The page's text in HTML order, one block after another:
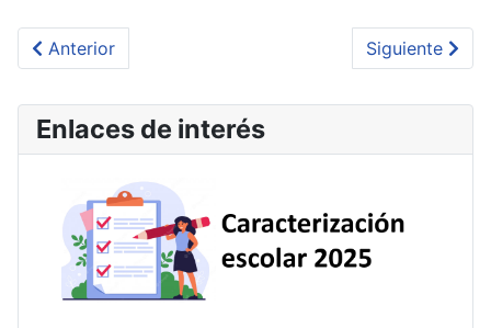
Artículo anterior: Feria del emprendimiento
Anterior Artículo
Siguiente
Enlaces de interés